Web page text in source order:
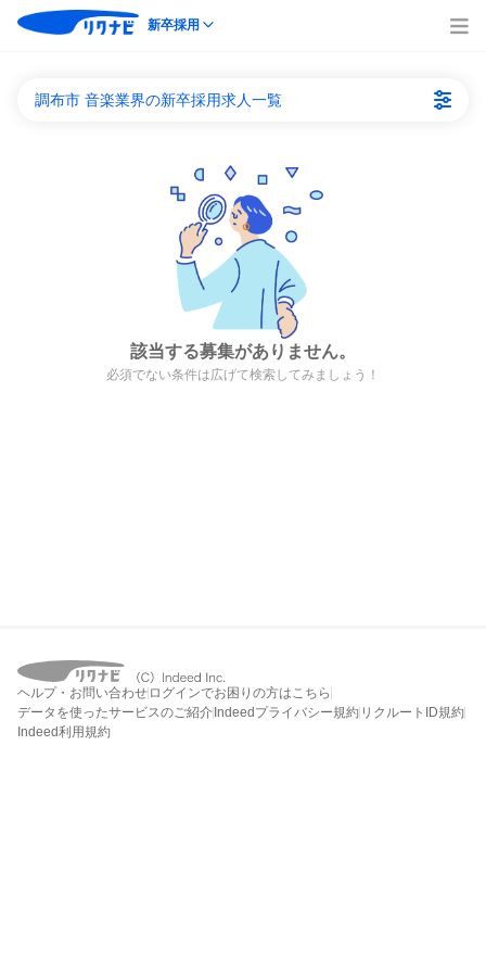
新卒採用
調布市 音楽業界の新卒採用求人一覧
該当する募集がありません。
必須でない条件は広げて検索してみましょう！
ヘルプ・お問い合わせ ログインでお困りの方はこちら
データを使ったサービスのご紹介 Indeedプライバシー規約 リクルートID規約
Indeed利用規約